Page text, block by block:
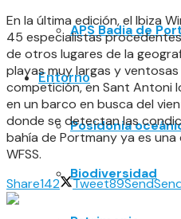
APS Badia de
Entorno
Posidonia
Biodiversidad
En la última edición, el Ibiza
45 especialistas
de otros lugares de la
playas muy largas y
competición, en Sant Antoni
en un barco en busca del
donde se detectan las
bahía de Portmany ya es
WFSS.
Share142 Tweet89Send